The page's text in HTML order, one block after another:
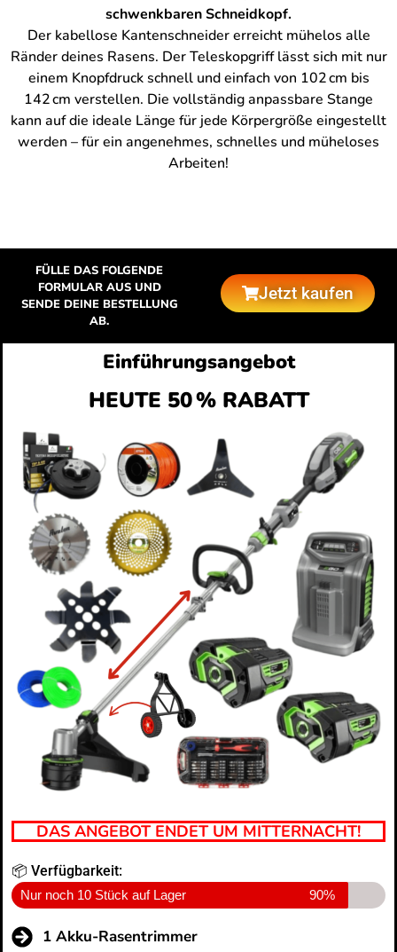
schwenkbaren Schneidkopf.
Der kabellose Kantenschneider erreicht mühelos alle
Ränder deines Rasens. Der Teleskopgriff lässt sich mit nur
einem Knopfdruck schnell und einfach von 102 cm bis
142 cm verstellen. Die vollständig anpassbare Stange
kann auf die ideale Länge für jede Körpergröße eingestellt
werden – für ein angenehmes, schnelles und müheloses
Arbeiten!
FÜLLE DAS FOLGENDE
FORMULAR AUS UND
SENDE DEINE BESTELLUNG
AB.
Jetzt kaufen
Einführungsangebot
HEUTE 50 % RABATT
DAS ANGEBOT ENDET UM MITTERNACHT!
📦 Verfügbarkeit:
Nur noch 10 Stück auf Lager 90%
1 Akku-Rasentrimmer